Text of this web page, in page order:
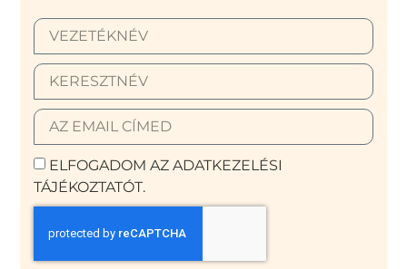
ELFOGADOM AZ ADATKEZELÉSI
TÁJÉKOZTATÓT.